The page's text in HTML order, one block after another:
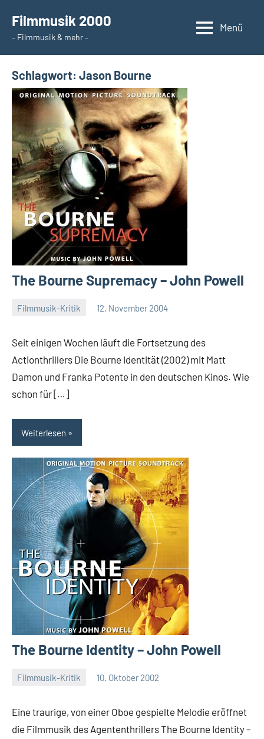
Inhalt
springen
Filmmusik 2000
– Filmmusik & mehr –
Menü
Schlagwort: Jason Bourne
The Bourne Supremacy – John Powell
Filmmusik-Kritik 12. November 2004
Seit einigen Wochen läuft die Fortsetzung des
Actionthrillers Die Bourne Identität (2002) mit Matt
Damon und Franka Potente in den deutschen Kinos. Wie
schon für […]
Weiterlesen
The Bourne Identity – John Powell
Filmmusik-Kritik 10. Oktober 2002
Eine traurige, von einer Oboe gespielte Melodie eröffnet
die Filmmusik des Agententhrillers The Bourne Identity –